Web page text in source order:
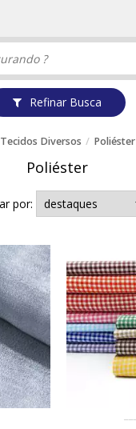
Refinar Busca
Tecidos Diversos Poliéster
Poliéster
por: